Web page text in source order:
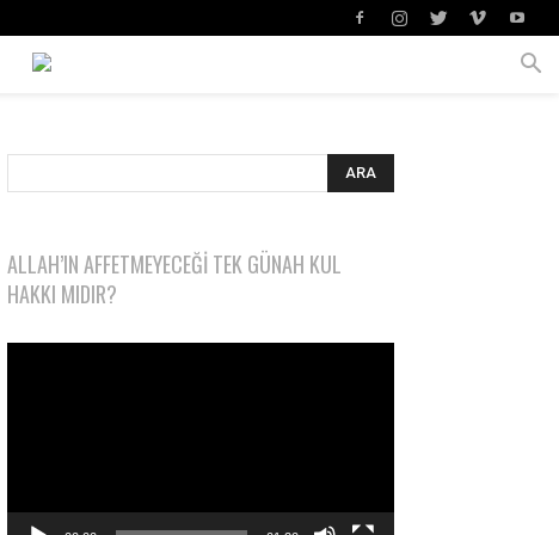
ALLAH’IN AFFETMEYECEĞI TEK GÜNAH KUL
HAKKI MIDIR?